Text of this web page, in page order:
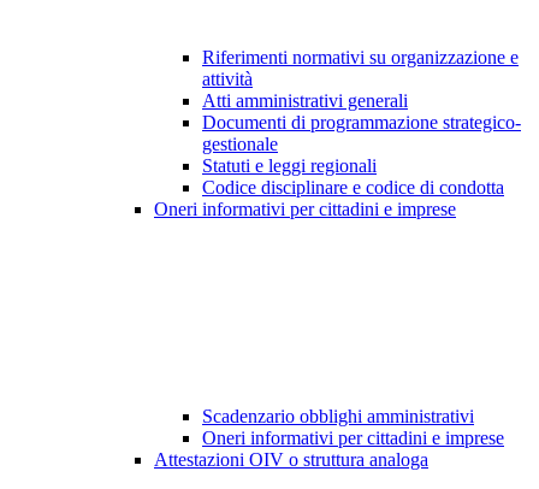
Riferimenti normativi su organizzazione e
attività
Atti amministrativi generali
Documenti di programmazione strategico-
gestionale
Statuti e leggi regionali
Codice disciplinare e codice di condotta
Oneri informativi per cittadini e imprese
Scadenzario obblighi amministrativi
Oneri informativi per cittadini e imprese
Attestazioni OIV o struttura analoga